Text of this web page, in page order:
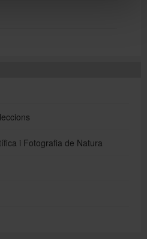
i Fotografia de Natura